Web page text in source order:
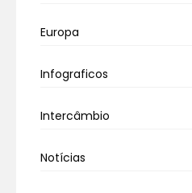
Europa
Infograficos
Intercâmbio
Notícias